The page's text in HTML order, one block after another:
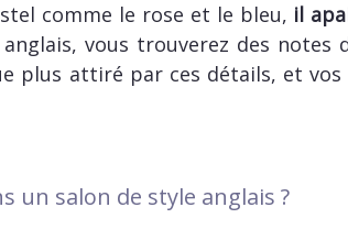
comme le rose et le bleu, il
vous trouverez des notes
plus attiré par ces détails, et
un salon de style anglais ?